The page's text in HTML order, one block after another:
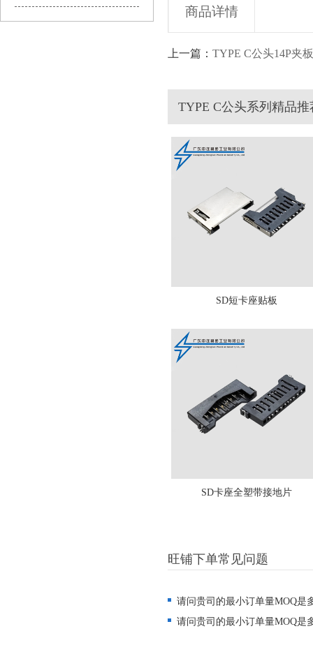
商品详情
上一篇： TYPE C公头14P夹
TYPE C公头系列精品推
SD短卡座贴板
SD卡座全塑带接地片
旺铺下单常见问题
请问贵司的最小订单量MOQ是
请问贵司的最小订单量MOQ是